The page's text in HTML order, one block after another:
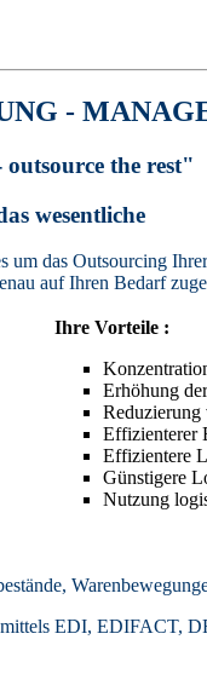
-
the rest"
wesentliche
das Outsourcing
auf Ihren Bedarf
Ihre Vorteile :
Erhöhung
Effizienterer
Effizientere
Günstigere
Nutzung
EDI, EDIFACT,